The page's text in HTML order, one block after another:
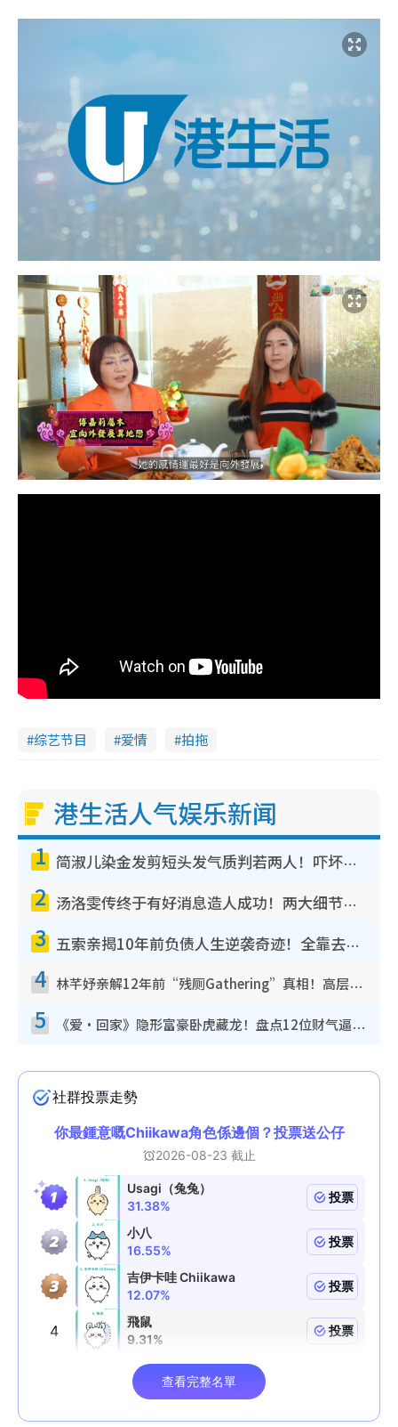
综艺节目 爱情 拍拖
港生活人气娱乐新闻
1 简淑儿染金发剪短头发气质判若两人！吓坏老公麦大力都认不出：“你做什么？”
2 汤洛雯传终于有好消息造人成功！两大细节曝孕味极浓引猜测：大肚婆先会咁！
3 五索亲揭10年前负债人生逆袭奇迹！全靠去一地方转运后即遇上马先生
4 林芊妤亲解12年前“残厕Gathering”真相！高层解约一句话重创尊严，至今拒返TVB
5 《爱·回家》隐形富豪卧虎藏龙！盘点12位财气逼人的有钱艺人：这位美女3亿身家不愁做